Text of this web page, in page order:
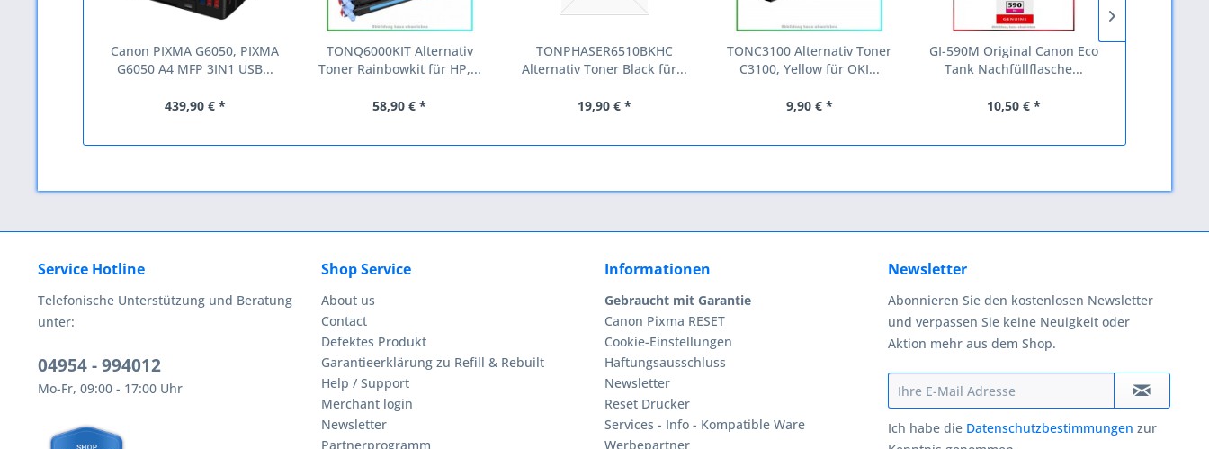
Canon PIXMA G6050, PIXMA
G6050 A4 MFP 3IN1 USB...
439,90 € *
TONQ6000KIT Alternativ
Toner Rainbowkit für HP,...
58,90 € *
TONPHASER6510BKHC
Alternativ Toner Black für...
19,90 € *
TONC3100 Alternativ Toner
C3100, Yellow für OKI...
9,90 € *
GI-590M Original Canon Eco
Tank Nachfüllflasche...
10,50 € *
Service Hotline
Telefonische Unterstützung und Beratung
unter:
04954 - 994012
Mo-Fr, 09:00 - 17:00 Uhr
Shop Service
About us
Contact
Defektes Produkt
Garantieerklärung zu Refill & Rebuilt
Help / Support
Merchant login
Newsletter
Partnerprogramm
Informationen
Gebraucht mit Garantie
Canon Pixma RESET
Cookie-Einstellungen
Haftungsausschluss
Newsletter
Reset Drucker
Services - Info - Kompatible Ware
Werbepartner
Newsletter
Abonnieren Sie den kostenlosen Newsletter
und verpassen Sie keine Neuigkeit oder
Aktion mehr aus dem Shop.
Ich habe die Datenschutzbestimmungen zur